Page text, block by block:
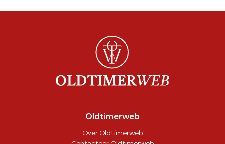
Oldtimerweb
Over Oldtimerweb